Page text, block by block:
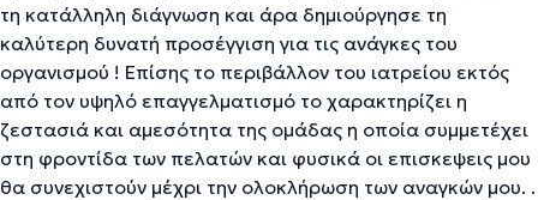
τη κατάλληλη διάγνωση και άρα δημιούργησε τη
καλύτερη δυνατή προσέγγιση για τις ανάγκες του
οργανισμού ! Επίσης το περιβάλλον του ιατρείου εκτός
από τον υψηλό επαγγελματισμό το χαρακτηρίζει η
ζεστασιά και αμεσότητα της ομάδας η οποία συμμετέχει
στη φροντίδα των πελατών και φυσικά οι επισκεψεις μου
θα συνεχιστούν μέχρι την ολοκλήρωση των αναγκών μου. .